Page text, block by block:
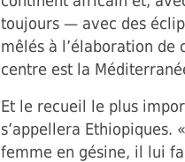
toujours — avec des
mêlés à l’élaboration
centre est la
Et le recueil le plus
s’appellera Ethiopiques.
femme en gésine, il lui